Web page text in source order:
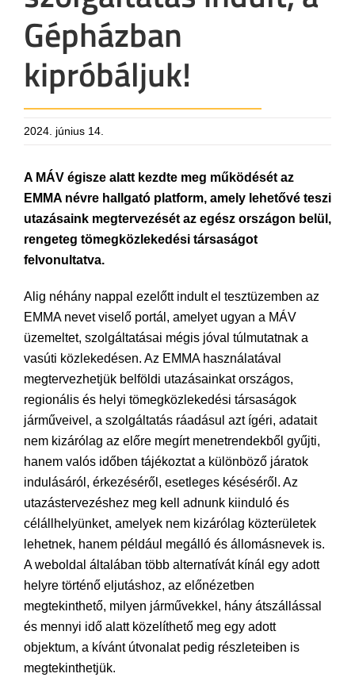
Gépházban
kipróbáljuk!
2024. június 14.
A MÁV égisze alatt kezdte meg működését az
EMMA névre hallgató platform, amely lehetővé teszi
utazásaink megtervezését az egész országon belül,
rengeteg tömegközlekedési társaságot
felvonultatva.
Alig néhány nappal ezelőtt indult el tesztüzemben az
EMMA nevet viselő portál, amelyet ugyan a MÁV
üzemeltet, szolgáltatásai mégis jóval túlmutatnak a
vasúti közlekedésen. Az EMMA használatával
megtervezhetjük belföldi utazásainkat országos,
regionális és helyi tömegközlekedési társaságok
járműveivel, a szolgáltatás ráadásul azt ígéri, adatait
nem kizárólag az előre megírt menetrendekből gyűjti,
hanem valós időben tájékoztat a különböző járatok
indulásáról, érkezéséről, esetleges késéséről. Az
utazástervezéshez meg kell adnunk kiinduló és
célállhelyünket, amelyek nem kizárólag közterületek
lehetnek, hanem például megálló és állomásnevek is.
A weboldal általában több alternatívát kínál egy adott
helyre történő eljutáshoz, az előnézetben
megtekinthető, milyen járművekkel, hány átszállással
és mennyi idő alatt közelíthető meg egy adott
objektum, a kívánt útvonalat pedig részleteiben is
megtekinthetjük.